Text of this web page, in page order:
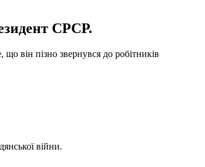
СРСР.
він пізно звернувся до робітників
війни.